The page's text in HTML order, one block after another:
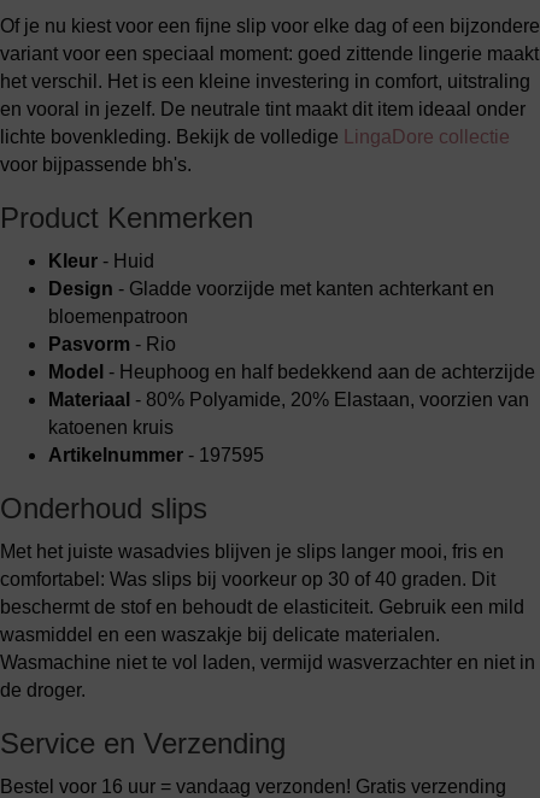
Of je nu kiest voor een fijne slip voor elke dag of een bijzondere
variant voor een speciaal moment: goed zittende lingerie maakt
het verschil. Het is een kleine investering in comfort, uitstraling
en vooral in jezelf. De neutrale tint maakt dit item ideaal onder
lichte bovenkleding. Bekijk de volledige
LingaDore collectie
voor bijpassende bh's.
Product Kenmerken
Kleur - Huid
Design - Gladde voorzijde met kanten achterkant en
bloemenpatroon
Pasvorm - Rio
Model - Heuphoog en half bedekkend aan de achterzijde
Materiaal - 80% Polyamide, 20% Elastaan, voorzien van
katoenen kruis
Artikelnummer - 197595
Onderhoud slips
Met het juiste wasadvies blijven je slips langer mooi, fris en
comfortabel: Was slips bij voorkeur op 30 of 40 graden. Dit
beschermt de stof en behoudt de elasticiteit. Gebruik een mild
wasmiddel en een waszakje bij delicate materialen.
Wasmachine niet te vol laden, vermijd wasverzachter en niet in
de droger.
Service en Verzending
Bestel voor 16 uur = vandaag verzonden! Gratis verzending